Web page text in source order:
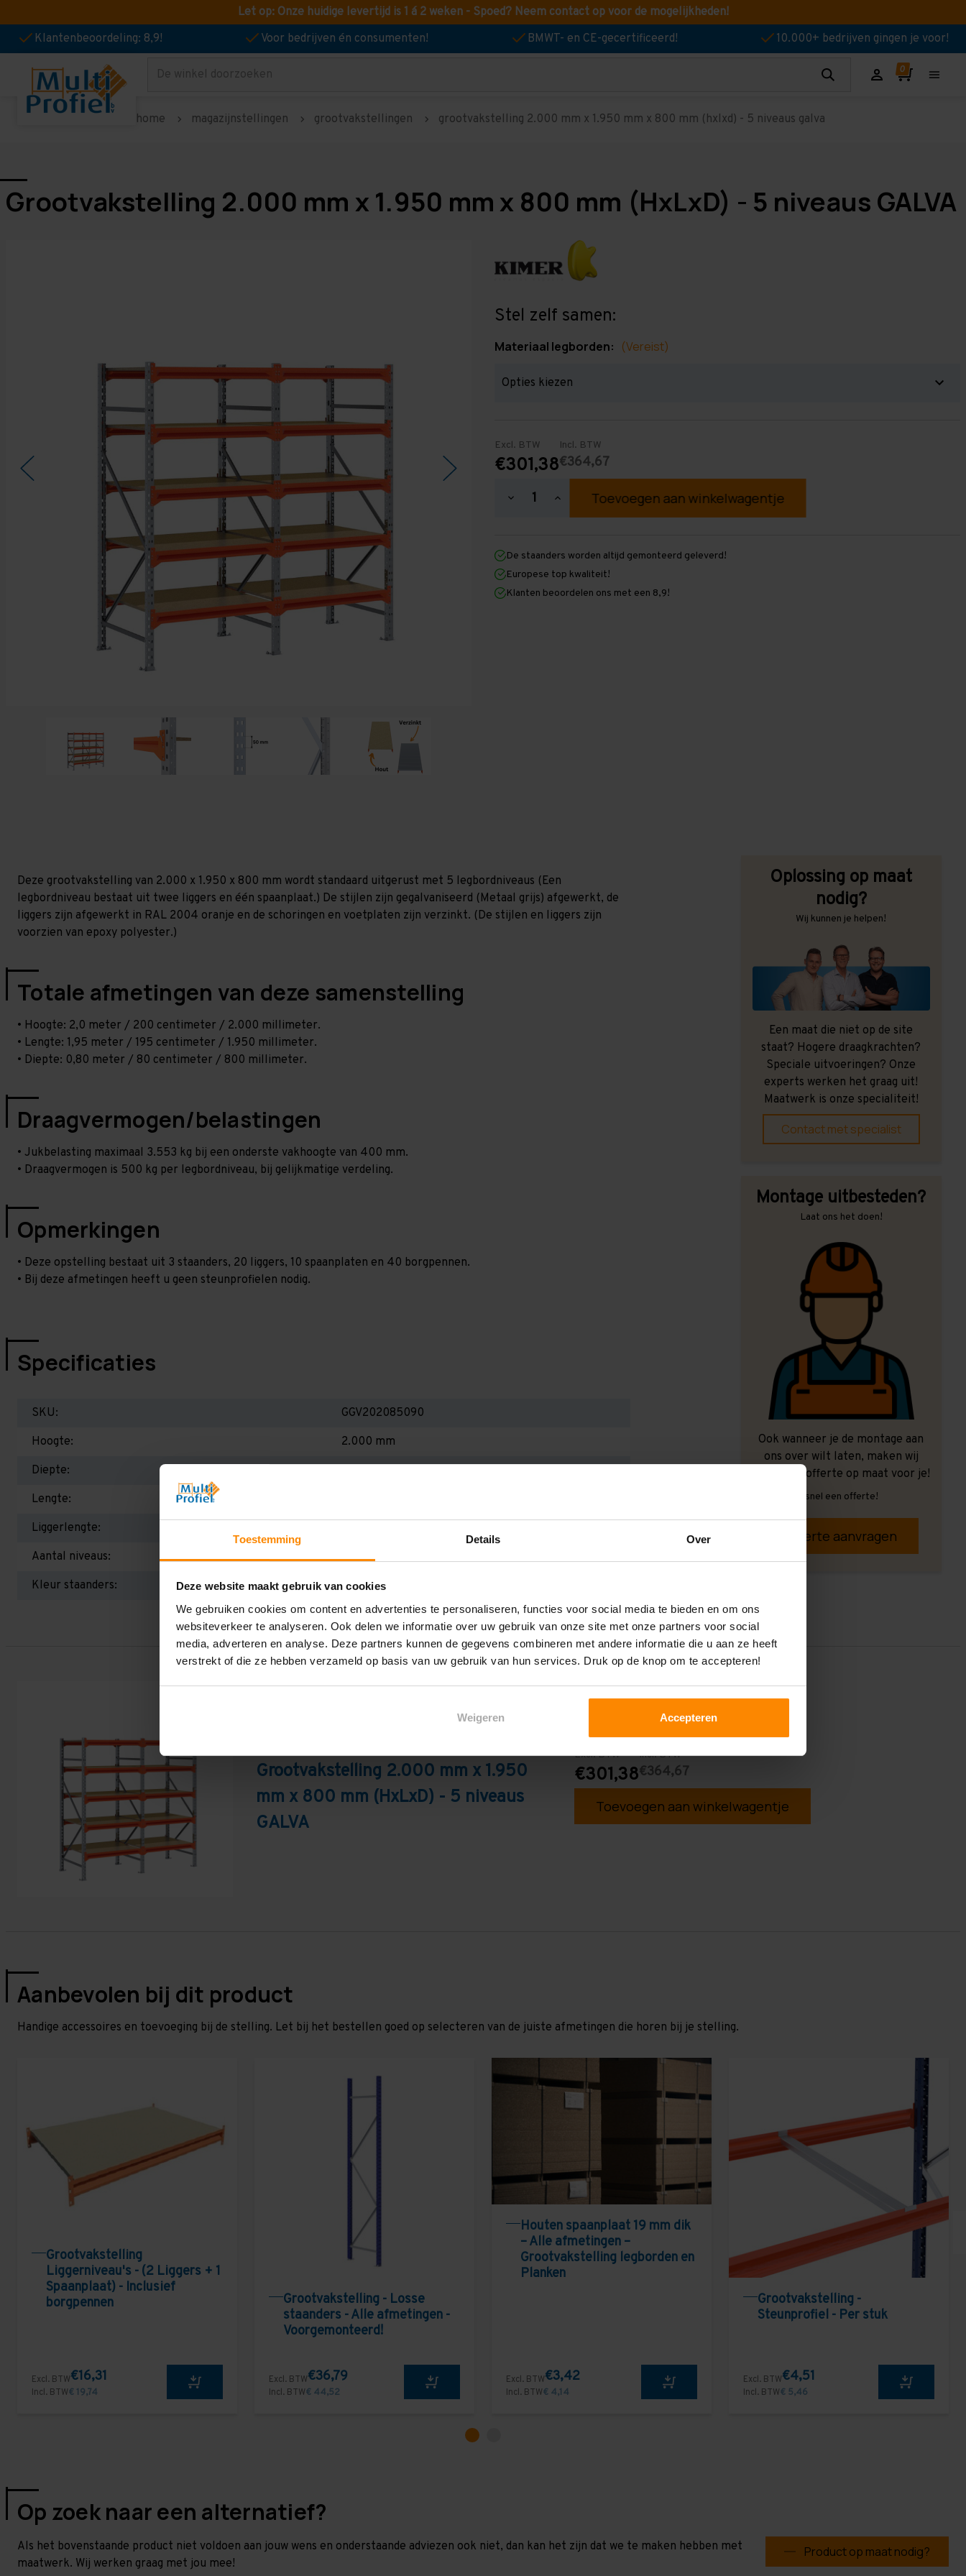
Toestemming Details Over
Deze website maakt gebruik van cookies
We gebruiken cookies om content en advertenties te personaliseren, functies voor social media te bieden en om ons
websiteverkeer te analyseren. Ook delen we informatie over uw gebruik van onze site met onze partners voor social
media, adverteren en analyse. Deze partners kunnen de gegevens combineren met andere informatie die u aan ze heeft
verstrekt of die ze hebben verzameld op basis van uw gebruik van hun services. Druk op de knop om te accepteren!
Weigeren Accepteren
Let op: Onze huidige levertijd is 1 á 2 weken - Spoed? Neem contact op voor de mogelijkheden!
Klantenbeoordeling: 8,9!
Voor bedrijven én consumenten! BMWT- en CE-gecertificeerd! 10.000+ bedrijven gingen je voor!
Zoeken
home magazijnstellingen grootvakstellingen grootvakstelling 2.000 mm x 1.950 mm x 800 mm (hxlxd) - 5 niveaus galva
Grootvakstelling 2.000 mm x 1.950 mm x 800 mm (HxLxD) - 5 niveaus GALVA
Stel zelf samen:
Materiaal legborden: (Vereist)
Excl. BTW
€301,38
Incl. BTW
€364,67
Hoeveelheid
2.000
mm
x
1.950
mm
Hoeveelheid
verhogen
2.000
mm
x
1.950
mm
De staanders worden altijd gemonteerd geleverd!
Europese top kwaliteit!
Klanten beoordelen ons met een 8,9!
Deze grootvakstelling van 2.000 x 1.950 x 800 mm wordt standaard uitgerust met 5 legbordniveaus (Een
legbordniveau bestaat uit twee liggers en één spaanplaat.) De stijlen zijn gegalvaniseerd (Metaal grijs) afgewerkt, de
liggers zijn afgewerkt in RAL 2004 oranje en de schoringen en voetplaten zijn verzinkt. (De stijlen en liggers zijn
voorzien van epoxy polyester.)
Totale afmetingen van deze samenstelling
• Hoogte: 2,0 meter / 200 centimeter / 2.000 millimeter.
• Lengte: 1,95 meter / 195 centimeter / 1.950 millimeter.
• Diepte: 0,80 meter / 80 centimeter / 800 millimeter.
Draagvermogen/belastingen
• Jukbelasting maximaal 3.553 kg bij een onderste vakhoogte van 400 mm.
• Draagvermogen is 500 kg per legbordniveau, bij gelijkmatige verdeling.
Opmerkingen
• Deze opstelling bestaat uit 3 staanders, 20 liggers, 10 spaanplaten en 40 borgpennen.
• Bij deze afmetingen heeft u geen steunprofielen nodig.
Specificaties
SKU:
GGV202085090
Hoogte:
2.000 mm
Diepte:
Lengte:
Liggerlengte:
Aantal niveaus:
5
Kleur staanders:
Galva
Oplossing op maat
nodig?
Wij kunnen je helpen!
Een maat die niet op de site
staat? Hogere draagkrachten?
Speciale uitvoeringen? Onze
experts werken het graag uit!
Maatwerk is onze specialiteit!
Contact met specialist
Montage uitbesteden?
Laat ons het doen!
Ook wanneer je de montage aan
ons over wilt laten, maken wij
graag een offerte op maat voor je!
Vrijblijvend, snel een offerte!
Offerte aanvragen
Grootvakstelling 2.000 mm x 1.950
mm x 800 mm (HxLxD) - 5 niveaus
GALVA
Excl. BTW
€301,38
Incl. BTW
€364,67
Toevoegen aan winkelwagentje
Aanbevolen bij dit product
Handige accessoires en toevoeging bij de stelling. Let bij het bestellen goed op selecteren van de juiste afmetingen die horen bij je stelling.
Grootvakstelling
Liggerniveau's - (2 Liggers + 1
Spaanplaat) - Inclusief
borgpennen
Excl. BTW€16,31
Incl. BTW€ 19,74
Grootvakstelling - Losse
staanders - Alle afmetingen -
Voorgemonteerd!
Excl. BTW€36,79
Incl. BTW€ 44,52
Houten spaanplaat 19 mm dik
– Alle afmetingen –
Grootvakstelling legborden en
Planken
Excl. BTW€3,42
Incl. BTW€ 4,14
Grootvakstelling -
Steunprofiel - Per stuk
Excl. BTW€4,51
Incl. BTW€ 5,46
Op zoek naar een alternatief?
Als het bovenstaande product niet voldoen aan jouw wens en onderstaande adviezen ook niet, dan kan het zijn dat we te maken hebben met
maatwerk. Wij werken graag met jou mee!
Product op maat nodig?